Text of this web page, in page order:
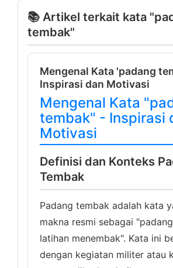
📚 Artikel terkait kata
tembak"
Mengenal Kata 'padang
Inspirasi dan Motivasi
Mengenal Kata
tembak" - Inspirasi
Motivasi
Definisi dan Konteks
Tembak
Padang tembak adalah kata
makna resmi sebagai
latihan menembak". Kata ini
dengan kegiatan militer atau